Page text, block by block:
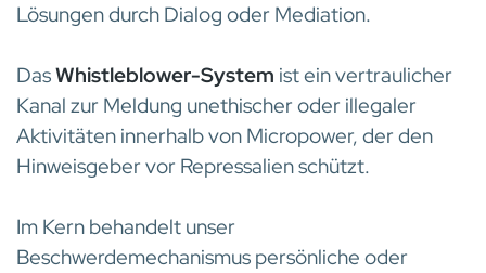
Lösungen durch Dialog oder Mediation.
DasWhistleblower-System ist ein vertraulicher
Kanal zur Meldung unethischer oder illegaler
Aktivitäten innerhalb von Micropower, der den
Hinweisgeber vor Repressalien schützt.
Im Kern behandelt unser
Beschwerdemechanismus persönliche oder